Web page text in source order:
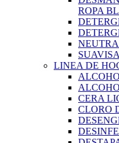
ROPA
LINEA DE
CERA
CLORO